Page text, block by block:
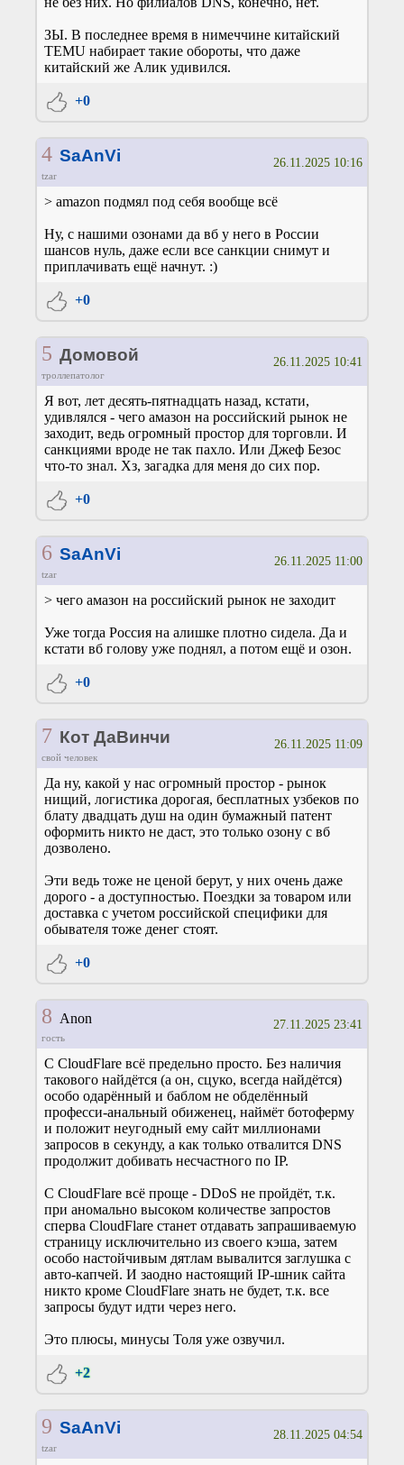
ЗЫ. В последнее время в нимеччине китайский
TEMU набирает такие обороты, что даже
китайский же Алик удивился.
+0
4 SaAnVi
tzar
26.11.2025 10:16
> amazon подмял под себя вообще всё
Ну, с нашими озонами да вб у него в России
шансов нуль, даже если все санкции снимут и
приплачивать ещё начнут. :)
+0
5 Домовой
троллепатолог
26.11.2025 10:41
Я вот, лет десять-пятнадцать назад, кстати,
удивлялся - чего амазон на российский рынок не
заходит, ведь огромный простор для торговли. И
санкциями вроде не так пахло. Или Джеф Безос
что-то знал. Хз, загадка для меня до сих пор.
+0
6 SaAnVi
tzar
26.11.2025 11:00
> чего амазон на российский рынок не заходит
Уже тогда Россия на алишке плотно сидела. Да и
кстати вб голову уже поднял, а потом ещё и озон.
+0
7 Кот ДаВинчи
свой человек
26.11.2025 11:09
Да ну, какой у нас огромный простор - рынок
нищий, логистика дорогая, бесплатных узбеков по
блату двадцать душ на один бумажный патент
оформить никто не даст, это только озону с вб
дозволено.
Эти ведь тоже не ценой берут, у них очень даже
дорого - а доступностью. Поездки за товаром или
доставка с учетом российской специфики для
обывателя тоже денег стоят.
+0
8 Anon
гость
27.11.2025 23:41
С CloudFlare всё предельно просто. Без наличия
такового найдётся (а он, сцуко, всегда найдётся)
особо одарённый и баблом не обделённый
професси-анальный обиженец, наймёт ботоферму
и положит неугодный ему сайт миллионами
запросов в секунду, а как только отвалится DNS
продолжит добивать несчастного по IP.
С CloudFlare всё проще - DDoS не пройдёт, т.к.
при аномально высоком количестве запростов
сперва CloudFlare станет отдавать запрашиваемую
страницу исключительно из своего кэша, затем
особо настойчивым дятлам вывалится заглушка с
авто-капчей. И заодно настоящий IP-шник сайта
никто кроме CloudFlare знать не будет, т.к. все
запросы будут идти через него.
Это плюсы, минусы Толя уже озвучил.
+2
9 SaAnVi
tzar
28.11.2025 04:54